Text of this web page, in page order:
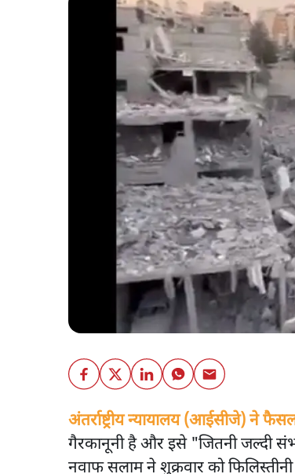
अंतर्राष्ट्रीय न्यायालय (आईसीजे) ने
गैरकानूनी है और इसे "जितनी जल्दी
नवाफ सलाम ने शुक्रवार को